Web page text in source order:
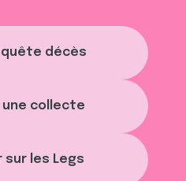
quête décès
une collecte
sur les Legs